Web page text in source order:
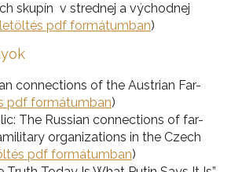
skupín v strednej a východnej
letöltés pdf formátumban)
connections of the Austrian Far-
pdf formátumban)
The Russian connections of far-
organizations in the Czech
pdf formátumban)